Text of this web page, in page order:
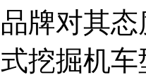
牌对其
挖掘机